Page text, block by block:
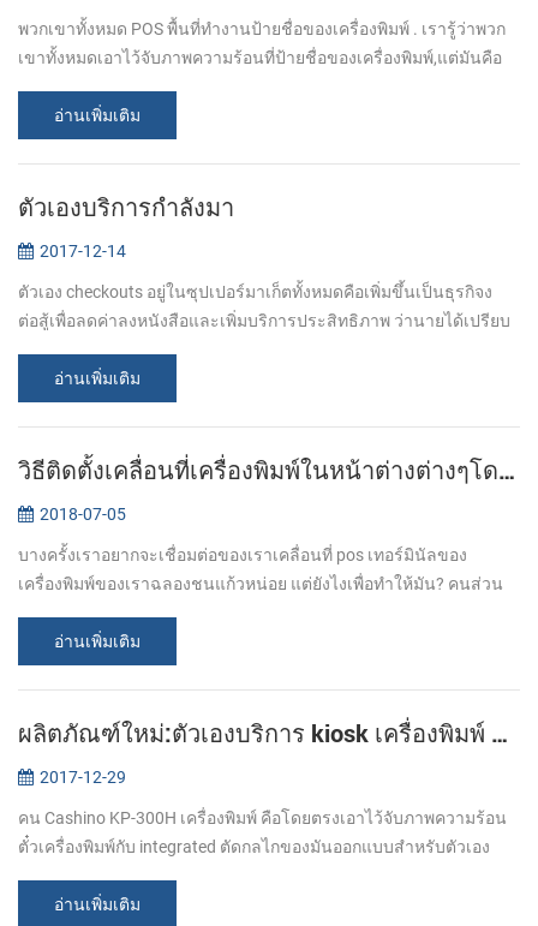
พวกเขาทั้งหมด POS พื้นที่ทำงานป้ายชื่อของเครื่องพิมพ์ . เรารู้ว่าพวก
เขาทั้งหมดเอาไว้จับภาพความร้อนที่ป้ายชื่อของเครื่องพิมพ์,แต่มันคือ
ภาพ...อ่านเพิ่มเติม
ตัวเองบริการกำลังมา
2017-12-14
ตัวเอง checkouts อยู่ในซุปเปอร์มาเก็ตทั้งหมดคือเพิ่มขึ้นเป็นธุรกิจง
ต่อสู้เพื่อลดค่าลงหนังสือและเพิ่มบริการประสิทธิภาพ ว่านายได้เปรียบ
มากแค่-...
อ่านเพิ่มเติม
วิธีติดตั้งเคลื่อนที่เครื่องพิมพ์ในหน้าต่างต่างๆโดยเคเบิลทีวีของพอร์ต USB
2018-07-05
บางครั้งเราอยากจะเชื่อมต่อของเราเคลื่อนที่ pos เทอร์มินัลของ
เครื่องพิมพ์ของเราฉลองชนแก้วหน่อย แต่ยังไงเพื่อทำให้มัน? คนส่วน
คือการ...อ่านเพิ่มเติม
ผลิตภัณฑ์ใหม่:ตัวเองบริการ kiosk เครื่องพิมพ์ KP-300H
2017-12-29
คน Cashino KP-300H เครื่องพิมพ์ คือโดยตรงเอาไว้จับภาพความร้อน
ตั๋วเครื่องพิมพ์กับ integrated ตัดกลไกของมันออกแบบสำหรับตัวเอง
อุตสาหกรรมผู้น...
อ่านเพิ่มเติม